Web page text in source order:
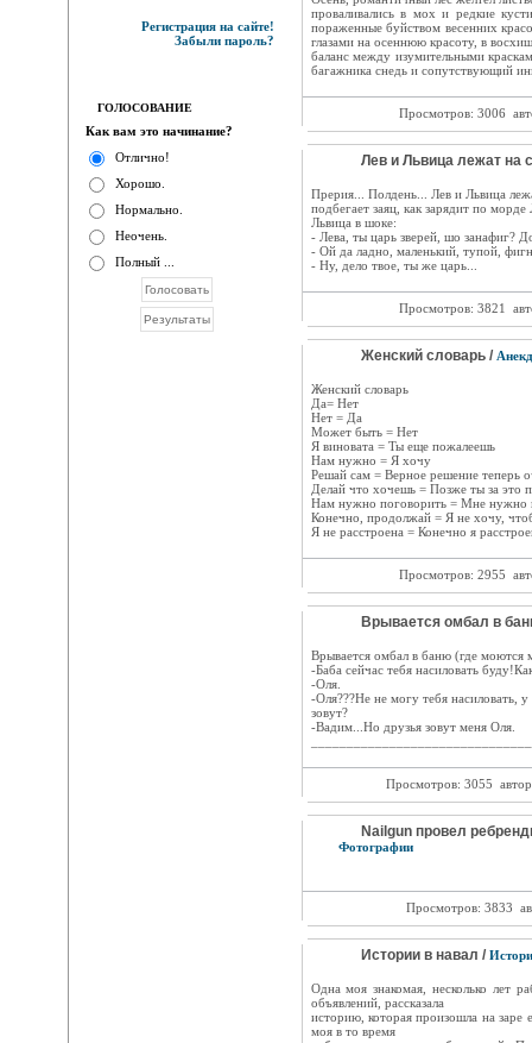
Регистрация на сайте!
Забыли пароль?
ГОЛОСОВАНИЕ
Как вам это начинание?
Отлично!
Хорошо.
Нормально.
Неочень.
Полный ...
проваливались в мох и редкие
пораженные буйством весенних
глазами на осеннюю красоту, в
баланс между изумительными
багажника снедь и сопутствующий
Просмотров: 3006
Лев и Львица лежат на
Прерия... Полдень... Лев и Львица
подбегает заяц, как зарядит по
Львица в шоке:
- Лева, ты царь зверей, шо занафиг?
- Ой да ладно, маленький, тупой,
- Ну, дело твое, ты же царь...
Просмотров: 3821
Женский словарь /
Женский словарь
Да= Нет
Нет = Да
Может быть = Нет
Я виновата = Ты еще пожалеешь
Нам нужно = Я хочу
Решай сам = Верное решение теперь
Делай что хочешь = Позже ты за это
Нам нужно поговорить = Мне нужно
Конечно, продолжай = Я не хочу,
Я не расстроена = Конечно я
Просмотров: 2955
Врывается омбал в
Врывается омбал в баню (где
-Баба сейчас тебя насиловать
-Оля.
-Оля???Не не могу тебя насиловать,
зовут?
-Вадим...Но друзья зовут меня Оля.
Просмотров: 3055
Nailgun провел
Фотографии
Просмотров: 3833
Истории в навал /
Одна моя знакомая, несколько лет
объявлений, рассказала
историю, которая произошла на заре
моя в то время